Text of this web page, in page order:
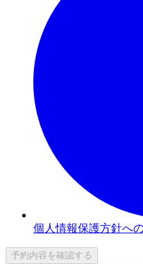
個人情報保護方針へ
予約内容を確認する